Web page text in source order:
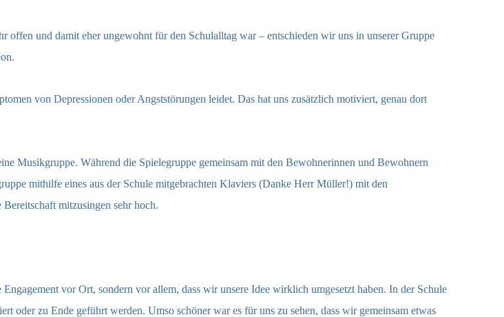
und damit eher ungewohnt für den Schulalltag war – entschieden wir uns in unserer Gruppe
von Depressionen oder Angststörungen leidet. Das hat uns zusätzlich motiviert, genau dort
Musikgruppe. Während die Spielegruppe gemeinsam mit den Bewohnerinnen und Bewohnern
mithilfe eines aus der Schule mitgebrachten Klaviers (Danke Herr Müller!) mit den
mitzusingen sehr hoch.
vor Ort, sondern vor allem, dass wir unsere Idee wirklich umgesetzt haben. In der Schule
oder zu Ende geführt werden. Umso schöner war es für uns zu sehen, dass wir gemeinsam etwas